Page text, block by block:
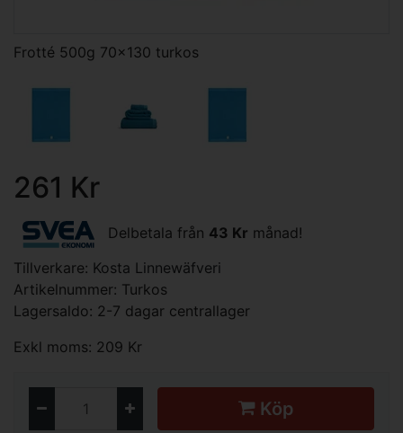
Frotté 500g 70x130 turkos
261 Kr
Delbetala från 43 Kr månad!
Tillverkare: Kosta Linnewäfveri
Artikelnummer: Turkos
Lagersaldo: 2-7 dagar centrallager
Exkl moms: 209 Kr
Köp